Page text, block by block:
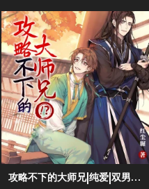
攻略不下的大师兄|纯爱|双男主剧场|高甜爆笑1V1|师尊甜文